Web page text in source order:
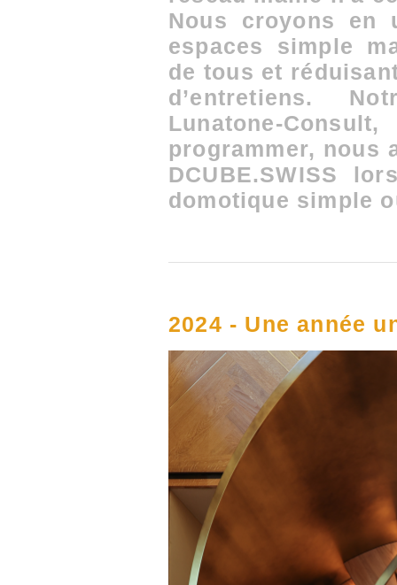
Nous croyons en
espaces simple
de tous et
d’entretiens.
Lunatone-
programmer, nous
DCUBE.SWISS
domotique simple
2024 - Une année